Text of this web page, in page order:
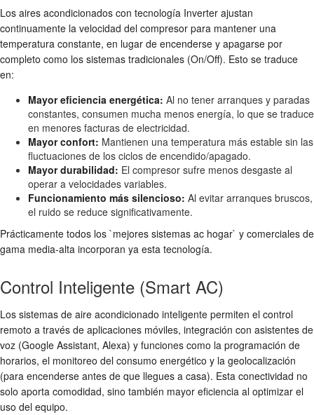
Los aires acondicionados con tecnología Inverter ajustan
continuamente la velocidad del compresor para mantener una
temperatura constante, en lugar de encenderse y apagarse por
completo como los sistemas tradicionales (On/Off). Esto se traduce
en:
Mayor eficiencia energética: Al no tener arranques y paradas
constantes, consumen mucha menos energía, lo que se traduce
en menores facturas de electricidad.
Mayor confort: Mantienen una temperatura más estable sin las
fluctuaciones de los ciclos de encendido/apagado.
Mayor durabilidad: El compresor sufre menos desgaste al
operar a velocidades variables.
Funcionamiento más silencioso: Al evitar arranques bruscos,
el ruido se reduce significativamente.
Prácticamente todos los `mejores sistemas ac hogar` y comerciales de
gama media-alta incorporan ya esta tecnología.
Control Inteligente (Smart AC)
Los sistemas de aire acondicionado inteligente permiten el control
remoto a través de aplicaciones móviles, integración con asistentes de
voz (Google Assistant, Alexa) y funciones como la programación de
horarios, el monitoreo del consumo energético y la geolocalización
(para encenderse antes de que llegues a casa). Esta conectividad no
solo aporta comodidad, sino también mayor eficiencia al optimizar el
uso del equipo.